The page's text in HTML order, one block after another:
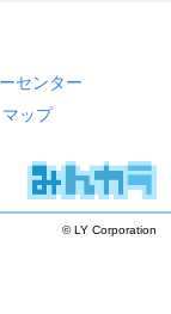
センター
ップ
© LY Corporation